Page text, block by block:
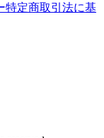
特定商取引法に基